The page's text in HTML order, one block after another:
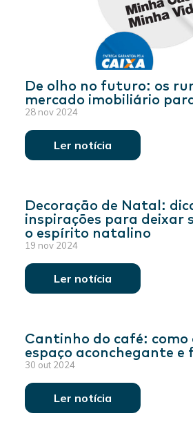
De olho no futuro: os
mercado imobiliário
28 nov 2024
Ler notícia
Decoração de Natal:
inspirações para deixar
o espírito natalino
19 nov 2024
Ler notícia
Cantinho do café: como
espaço aconchegante e
30 out 2024
Ler notícia